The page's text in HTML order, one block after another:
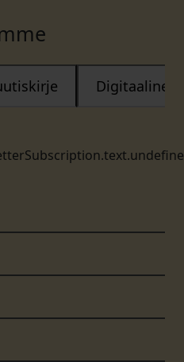
Digitaalinen